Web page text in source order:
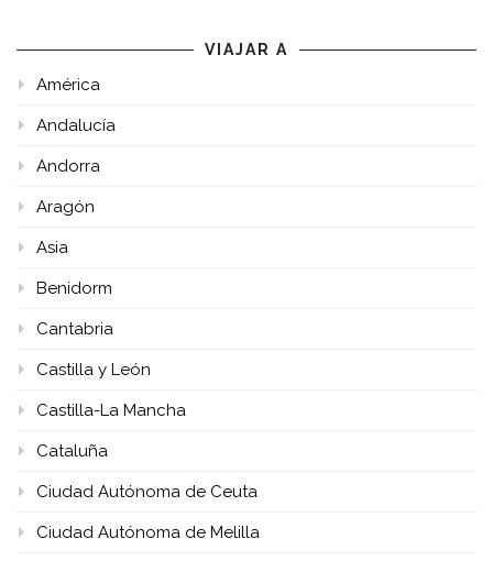
VIAJAR A
América
Andalucía
Andorra
Aragón
Asia
Benidorm
Cantabria
Castilla y León
Castilla-La Mancha
Cataluña
Ciudad Autónoma de Ceuta
Ciudad Autónoma de Melilla